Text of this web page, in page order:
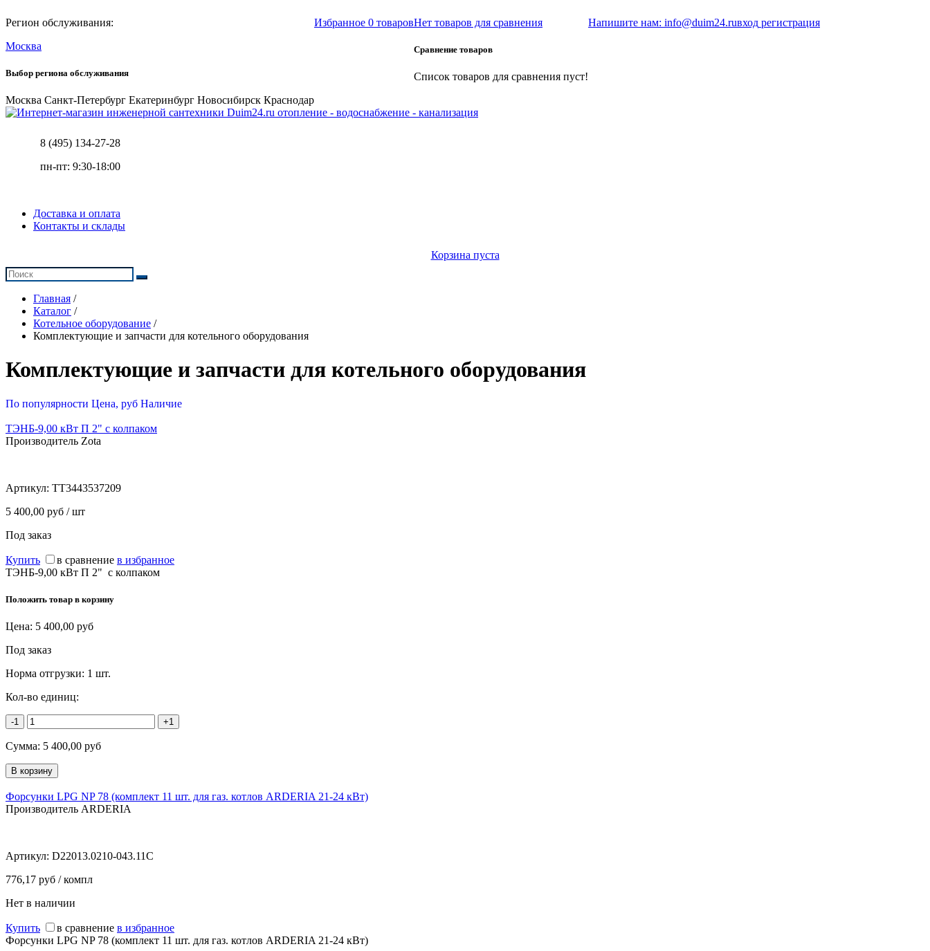
Регион обслуживания:
Москва
Выбор региона обслуживания
Москва Санкт-Петербург Екатеринбург Новосибирск Краснодар
Избранное 0 товаровНет товаров для сравнения
Сравнение товаров
Список товаров для сравнения пуст!
Напишите нам: info@duim24.ruвход регистрация
отопление - водоснабжение - канализация
8 (495) 134-27-28
пн-пт: 9:30-18:00
Доставка и оплата
Контакты и склады
Корзина пуста
Главная /
Каталог /
Котельное оборудование /
Комплектующие и запчасти для котельного оборудования
Комплектующие и запчасти для котельного оборудования
По популярности Цена, руб Наличие
ТЭНБ-9,00 кВт П 2" с колпаком
Производитель Zota
Артикул: ТТ3443537209
5 400,00 руб / шт
Под заказ
Купить в сравнение в избранное
ТЭНБ-9,00 кВт П 2" с колпаком
Положить товар в корзину
Цена: 5 400,00 руб
Под заказ
Норма отгрузки: 1 шт.
Кол-во единиц:
-1 +1
Сумма: 5 400,00 руб
Форсунки LPG NP 78 (комплект 11 шт. для газ. котлов ARDERIA 21-24 кВт)
Производитель ARDERIA
Артикул: D22013.0210-043.11C
776,17 руб / компл
Нет в наличии
Купить в сравнение в избранное
Форсунки LPG NP 78 (комплект 11 шт. для газ. котлов ARDERIA 21-24 кВт)